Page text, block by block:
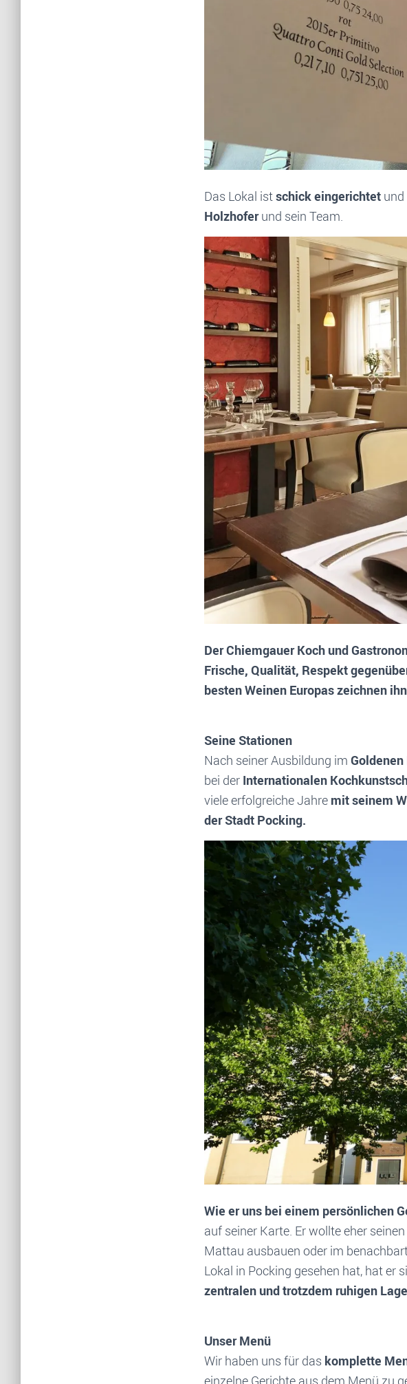
Das Lokal istschick eingerichtet
Holzhoferund sein Team.
Der Chiemgauer Koch und
Frische, Qualität, Respekt
besten Weinen Europas zeichnen
Seine Stationen
Nach seiner Ausbildung im
bei der Internationalen
viele erfolgreiche Jahre mit seinem
der Stadt Pocking.
Wie er uns bei einem persönlichen
auf seiner Karte. Er wollte eher
Mattau ausbauen oder im
Lokal in Pocking gesehen hat, hat er
zentralen und trotzdem ruhigen
Unser Menü
Wir haben uns für das komplette
einzelne Gerichte aus dem Menü zu